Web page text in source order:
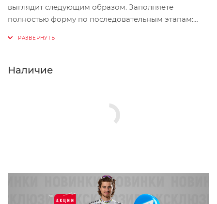
выглядит следующим образом. Заполняете
полностью форму по последовательным этапам:
Нажмите кнопку «Оформить заказ».
Наличие